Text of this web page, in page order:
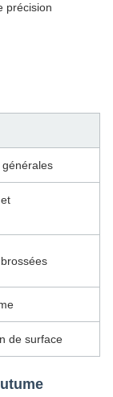
précision
de surface